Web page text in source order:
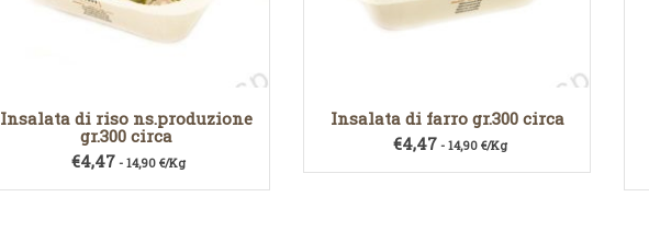
Insalata di riso ns.produzione
gr.300 circa
€4,47 - 14,90 €/Kg
Insalata di farro gr.300 circa
€4,47- 14,90 €/Kg